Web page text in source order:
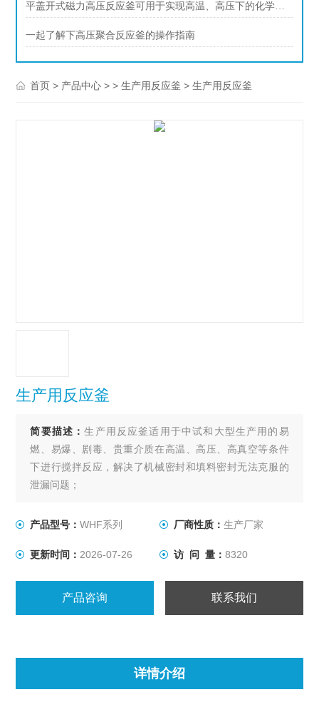
平盖开式磁力高压反应釜可用于实现高温、高压下的化学反应
一起了解下高压聚合反应釜的操作指南
首页 > 产品中心 > >生产用反应釜 > 生产用反应釜
生产用反应釜
简要描述：生产用反应釜适用于中试和大型生产用的易
燃、易爆、剧毒、贵重介质在高温、高压、高真空等条件
下进行搅拌反应，解决了机械密封和填料密封无法克服的
泄漏问题；
产品型号：WHF系列 厂商性质： 生产厂家
更新时间： 2026-07-26 访 问 量： 8320
产品咨询 联系我们
详情介绍